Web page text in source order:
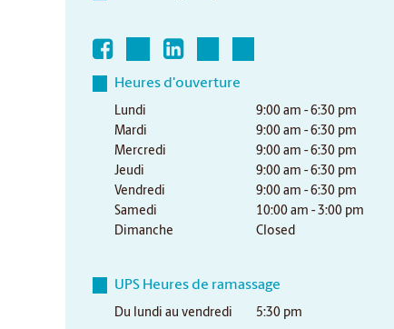
Heures d'ouverture
Lundi
9:00 am - 6:30 pm
Mardi
9:00 am - 6:30 pm
Mercredi
9:00 am - 6:30 pm
Jeudi
9:00 am - 6:30 pm
Vendredi
9:00 am - 6:30 pm
Samedi
10:00 am - 3:00 pm
Dimanche
Closed
UPS Heures de ramassage
Du lundi au vendredi 5:30 pm